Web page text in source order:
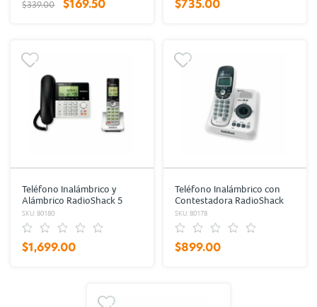
$339.00 $169.50 $735.00
Teléfono Inalámbrico y
Alámbrico RadioShack 5
extensiones Plata
SKU: 80180
$1,699.00
Teléfono Inalámbrico con
Contestadora RadioShack
Blanco
SKU: 80178
$899.00